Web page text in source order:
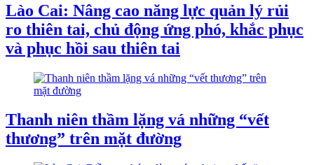
Lào Cai: Nâng cao năng lực quản lý rủi
ro thiên tai, chủ động ứng phó, khắc phục
và phục hồi sau thiên tai
Thanh niên thầm lặng vá những “vết
thương” trên mặt đường